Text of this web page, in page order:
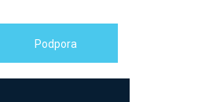
Podpora